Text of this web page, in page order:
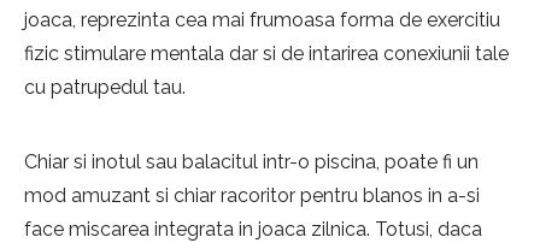
joaca, reprezinta cea mai frumoasa forma de exercitiu
fizic stimulare mentala dar si de intarirea conexiunii tale
cu patrupedul tau.
Chiar si inotul sau balacitul intr-o piscina, poate fi un
mod amuzant si chiar racoritor pentru blanos in a-si
face miscarea integrata in joaca zilnica. Totusi, daca